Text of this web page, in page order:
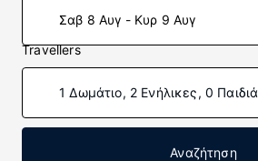
Σαβ 8 Αυγ - Κυρ 9 Αυγ
Travellers
1 Δωμάτιο, 2 Ενήλικες, 0 Παιδιά
Αναζήτηση